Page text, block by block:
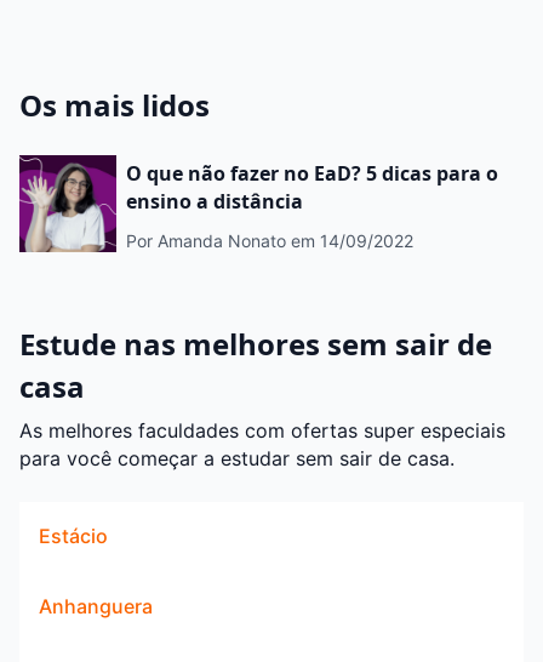
Os mais lidos
O que não fazer no EaD? 5 dicas para o
ensino a distância
Por Amanda Nonato em 14/09/2022
Estude nas melhores sem sair de
casa
As melhores faculdades com ofertas super especiais
para você começar a estudar sem sair de casa.
Estácio
Anhanguera